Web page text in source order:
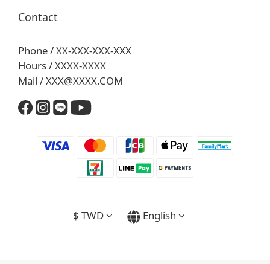
Contact
Phone / XX-XXX-XXX-XXX
Hours / XXXX-XXXX
Mail / XXX@XXXX.COM
$ TWD English